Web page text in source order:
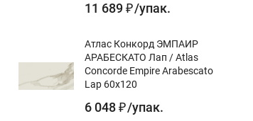
Плитка AXIMA PERSEUS АКСИМА
11 689 ₽ /упак.
Атлас Конкорд ЭМПАИР
АРАБЕСКАТО Лап / Atlas
Concorde Empire Arabescato
Lap 60x120
6 048 ₽ /упак.